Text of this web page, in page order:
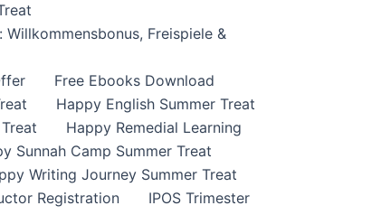
Freispiele &
Free Ebooks Download
Happy English Summer Treat
Happy Remedial Learning
Sunnah Camp Summer Treat
Writing Journey Summer Treat
Registration
IPOS Trimester